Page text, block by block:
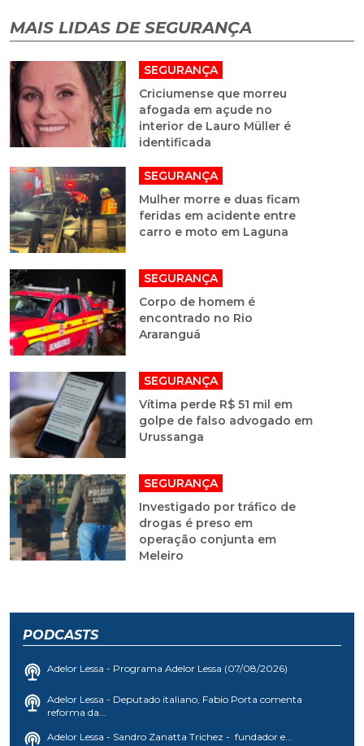
MAIS LIDAS DE SEGURANÇA
SEGURANÇA
Criciumense que morreu
afogada em açude no
interior de Lauro Müller é
identificada
SEGURANÇA
Mulher morre e duas ficam
feridas em acidente entre
carro e moto em Laguna
SEGURANÇA
Corpo de homem é
encontrado no Rio
Araranguá
SEGURANÇA
Vítima perde R$ 51 mil em
golpe de falso advogado em
Urussanga
SEGURANÇA
Investigado por tráfico de
drogas é preso em
operação conjunta em
Meleiro
PODCASTS
Adelor Lessa - Programa Adelor Lessa (07/08/2026)
Adelor Lessa - Deputado italiano, Fabio Porta comenta
reforma da...
Adelor Lessa - Sandro Zanatta Trichez - fundador e...